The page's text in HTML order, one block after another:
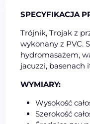
SPECYFIKACJA
Trójnik, Trojak z
wykonany z PVC.
hydromasażem,
jacuzzi, basenach
WYMIARY:
Wysokość
Szerokość